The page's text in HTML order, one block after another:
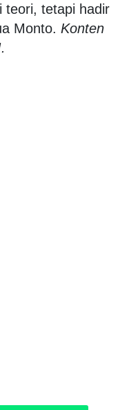
teori, tetapi hadir
Monto. Konten